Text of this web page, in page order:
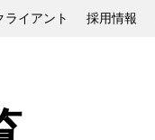
ライアント 採用情報